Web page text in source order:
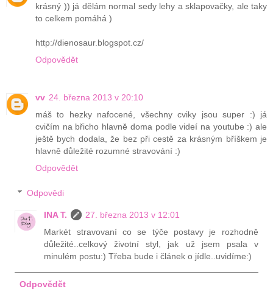
krásný )) já dělám normal sedy lehy a sklapovačky, ale taky
to celkem pomáhá )
http://dienosaur.blogspot.cz/
Odpovědět
vv 24. března 2013 v 20:10
máš to hezky nafocené, všechny cviky jsou super :) já
cvičím na břicho hlavně doma podle videí na youtube :) ale
ještě bych dodala, že bez při cestě za krásným bříškem je
hlavně důležité rozumné stravování :)
Odpovědět
Odpovědi
INA T.
27. března 2013 v 12:01
Markét stravovaní co se týče postavy je rozhodně
důležité..celkový životní styl, jak už jsem psala v
minulém postu:) Třeba bude i článek o jídle..uvidíme:)
Odpovědět